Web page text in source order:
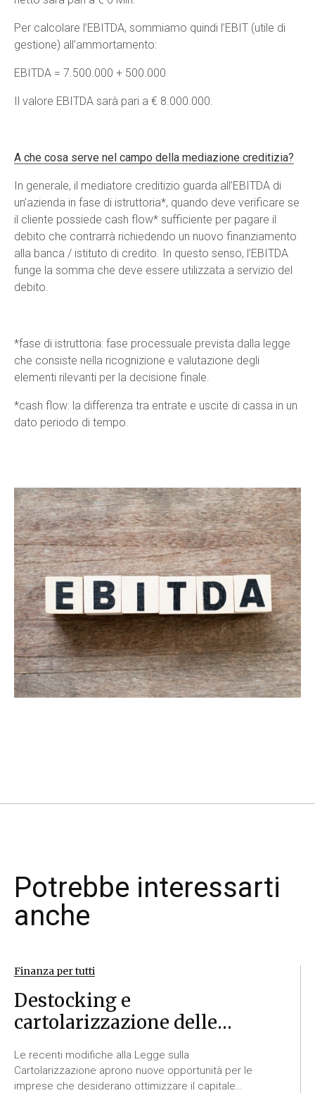
Per calcolare l’EBITDA, sommiamo quindi l’EBIT (utile di
gestione) all’ammortamento:
EBITDA = 7.500.000 + 500.000
Il valore EBITDA sarà pari a € 8.000.000.
A che cosa serve nel campo della mediazione creditizia?
In generale, il mediatore creditizio guarda all’EBITDA di
un’azienda in fase di istruttoria*, quando deve verificare se
il cliente possiede cash flow* sufficiente per pagare il
debito che contrarrà richiedendo un nuovo finanziamento
alla banca / istituto di credito. In questo senso, l’EBITDA
funge la somma che deve essere utilizzata a servizio del
debito.
*fase di istruttoria: fase processuale prevista dalla legge
che consiste nella ricognizione e valutazione degli
elementi rilevanti per la decisione finale.
*cash flow: la differenza tra entrate e uscite di cassa in un
dato periodo di tempo.
Potrebbe interessarti
anche
Finanza per tutti
Destocking e
cartolarizzazione delle
finanza d'impresa
Le recenti modifiche alla Legge sulla
Cartolarizzazione aprono nuove opportunità per le
imprese che desiderano ottimizzare il capitale